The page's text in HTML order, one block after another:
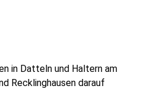
in Datteln und Haltern am
Recklinghausen darauf